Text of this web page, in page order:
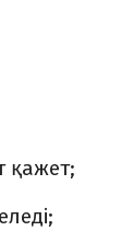
қажет;